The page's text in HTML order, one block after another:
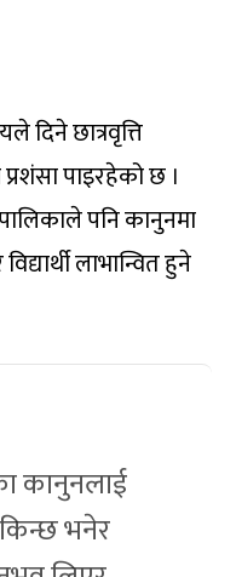
दिने छात्रवृत्ति
प्रशंसा पाइरहेको छ ।
पनि कानुनमा
लाभान्वित हुने
कानुनलाई
भनेर